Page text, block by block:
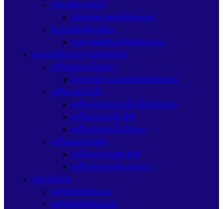
กล้องติดรถยนต์
กล้องติดรถยนต์Hikvision
อุปกรณ์เสริมกล้อง
อุปกรณ์เสริมกล้องHikvision
อุปกรณ์รักษาความปลอดภัย
เครื่องสแกนใบหน้า
อุปกรณ์ความปลอดภัยHikvision
เครื่องสแกนนิ้ว
เครื่องสแกนลายนิ้วมือHikvision
เครื่องสแกนนิ้วHIP
เครื่องสแกนนิ้วZKteco
เครื่องสแกนบัตร
เครื่องสแกนบัตรHIP
เครื่องสแกนบัตรZKteco
แฟรชไดร์ฟ
แฟรชไดร์ฟApacer
แฟรชไดร์ฟSanDisk